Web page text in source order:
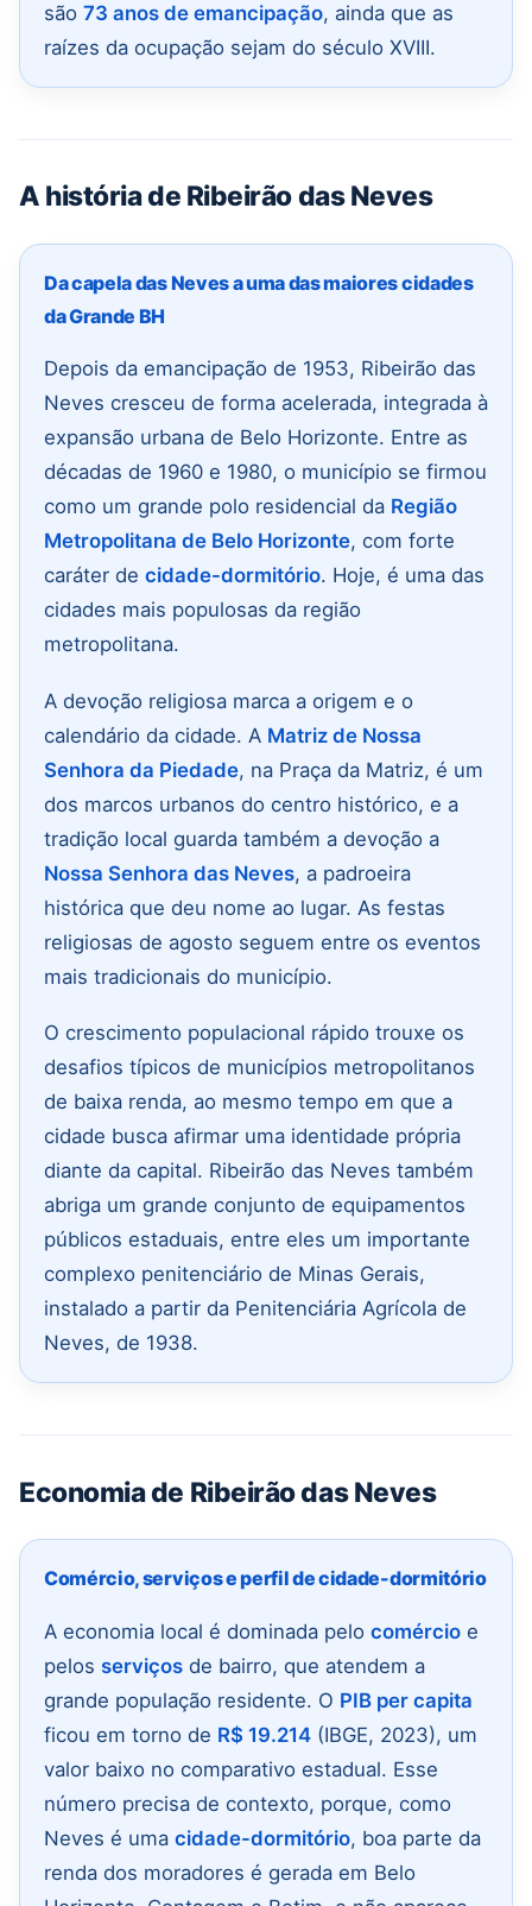
são 73 anos de emancipação, ainda que as
raízes da ocupação sejam do século XVIII.
A história de Ribeirão das Neves
Da capela das Neves a uma das maiores cidades
da Grande BH
Depois da emancipação de 1953, Ribeirão das
Neves cresceu de forma acelerada, integrada à
expansão urbana de Belo Horizonte. Entre as
décadas de 1960 e 1980, o município se firmou
como um grande polo residencial da Região
Metropolitana de Belo Horizonte, com forte
caráter de cidade-dormitório. Hoje, é uma das
cidades mais populosas da região
metropolitana.
A devoção religiosa marca a origem e o
calendário da cidade. A Matriz de Nossa
Senhora da Piedade, na Praça da Matriz, é um
dos marcos urbanos do centro histórico, e a
tradição local guarda também a devoção a
Nossa Senhora das Neves, a padroeira
histórica que deu nome ao lugar. As festas
religiosas de agosto seguem entre os eventos
mais tradicionais do município.
O crescimento populacional rápido trouxe os
desafios típicos de municípios metropolitanos
de baixa renda, ao mesmo tempo em que a
cidade busca afirmar uma identidade própria
diante da capital. Ribeirão das Neves também
abriga um grande conjunto de equipamentos
públicos estaduais, entre eles um importante
complexo penitenciário de Minas Gerais,
instalado a partir da Penitenciária Agrícola de
Neves, de 1938.
Economia de Ribeirão das Neves
Comércio, serviços e perfil de cidade-dormitório
A economia local é dominada pelo comércio e
pelos serviços de bairro, que atendem a
grande população residente. O PIB per capita
ficou em torno de R$ 19.214 (IBGE, 2023), um
valor baixo no comparativo estadual. Esse
número precisa de contexto, porque, como
Neves é uma cidade-dormitório, boa parte da
renda dos moradores é gerada em Belo